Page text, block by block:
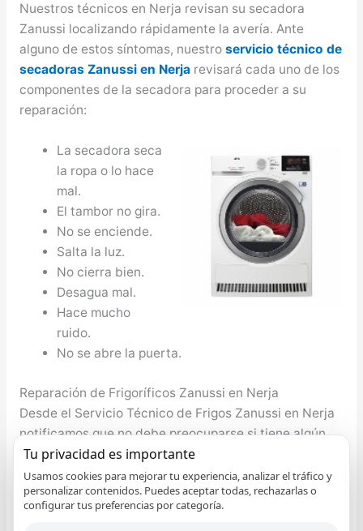
Nuestros técnicos en Nerja revisan su secadora
Zanussi localizando rápidamente la avería. Ante
alguno de estos síntomas, nuestro servicio técnico de
secadoras Zanussi en Nerjarevisará cada uno de los
componentes de la secadora para proceder a su
reparación:
La secadora seca
la ropa o lo hace
mal.
El tambor no gira.
No se enciende.
Salta la luz.
No cierra bien.
Desagua mal.
Hace mucho
ruido.
No se abre la puerta.
Reparación de Frigoríficos Zanussi en Nerja
Desde el Servicio Técnico de Frigos Zanussi en Nerja
notificamos que no debe preocuparse si tiene algún
problema con su nevera Zanussi, el compresor de la
nevera no marcha, le falta gas al torno, no enfría
adecuadamente, etcétera cualquier problema lo
solucionamos. Nuestro bienestar y el de nuestro seres
Tu privacidad es importante
Usamos cookies para mejorar tu experiencia, analizar el tráfico y
personalizar contenidos. Puedes aceptar todas, rechazarlas o
configurar tus preferencias por categoría.